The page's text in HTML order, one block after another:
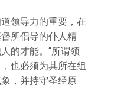
领导力的重要，在
所倡导的仆人精
的才能。“所谓领
也必须为其所在组
，并持守圣经原